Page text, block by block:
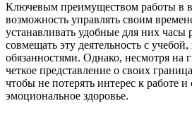
Ключевым преимуществом работы в
возможность управлять своим
устанавливать удобные для них часы
совмещать эту деятельность с
обязанностями. Однако, несмотря на
четкое представление о своих
чтобы не потерять интерес к работе и
эмоциональное здоровье.